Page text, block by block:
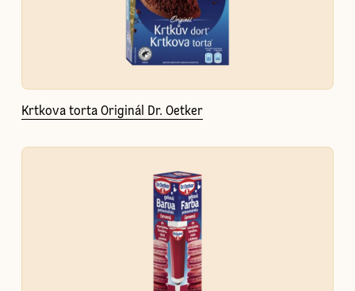
Krtkova torta Originál Dr. Oetker